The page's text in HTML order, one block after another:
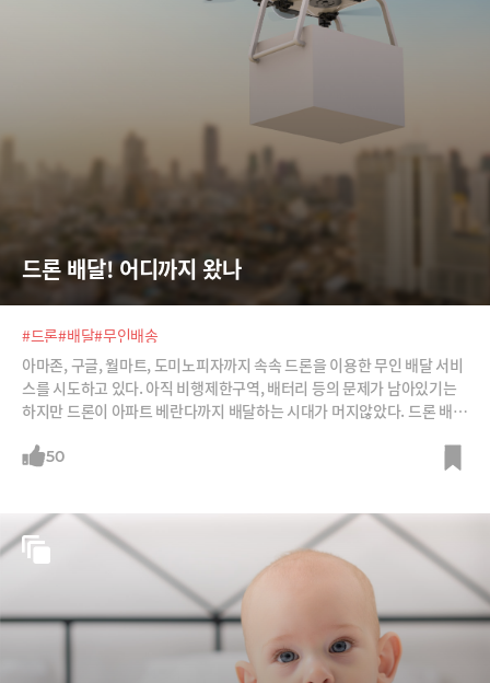
드론 배달! 어디까지 왔나
#드론#배달#무인배송
아마존, 구글, 월마트, 도미노피자까지 속속 드론을 이용한 무인 배달 서비
스를 시도하고 있다. 아직 비행제한구역, 배터리 등의 문제가 남아있기는
하지만 드론이 아파트 베란다까지 배달하는 시대가 머지않았다. 드론 배달
50